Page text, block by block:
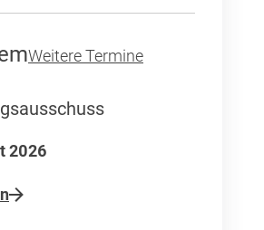
Weitere Termine
2026